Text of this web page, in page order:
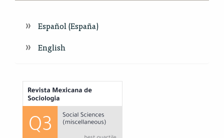
Español (España)
English
Index